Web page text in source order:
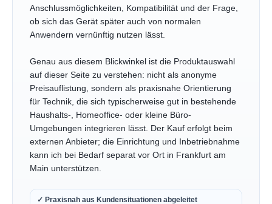
Anschlussmöglichkeiten, Kompatibilität und der Frage,
ob sich das Gerät später auch von normalen
Anwendern vernünftig nutzen lässt.
Genau aus diesem Blickwinkel ist die Produktauswahl
auf dieser Seite zu verstehen: nicht als anonyme
Preisauflistung, sondern als praxisnahe Orientierung
für Technik, die sich typischerweise gut in bestehende
Haushalts-, Homeoffice- oder kleine Büro-
Umgebungen integrieren lässt. Der Kauf erfolgt beim
externen Anbieter; die Einrichtung und Inbetriebnahme
kann ich bei Bedarf separat vor Ort in Frankfurt am
Main unterstützen.
✓ Praxisnah aus Kundensituationen abgeleitet